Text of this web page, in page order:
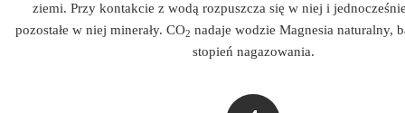
ziemi. Przy kontakcie z wodą rozpuszcza się w niej i
pozostałe w niej minerały. CO2 nadaje wodzie Magnesia naturalny,
stopień nagazowania.